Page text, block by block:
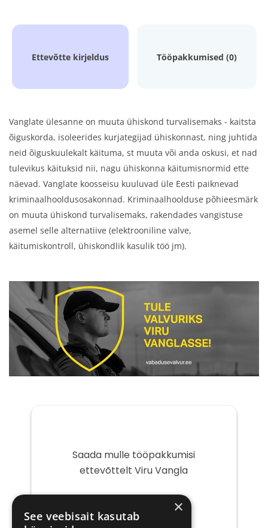
Ettevõtte kirjeldus Tööpakkumised (0)
Vanglate ülesanne on muuta ühiskond turvalisemaks - kaitsta
õiguskorda, isoleerides kurjategijad ühiskonnast, ning juhtida
neid õiguskuulekalt käituma, st muuta või anda oskusi, et nad
tulevikus käituksid nii, nagu ühiskonna käitumisnormid ette
näevad. Vanglate koosseisu kuuluvad üle Eesti paiknevad
kriminaalhooldusosakonnad. Kriminaalhoolduse põhieesmärk
on muuta ühiskond turvalisemaks, rakendades vangistuse
asemel selle alternatiive (elektrooniline valve,
käitumiskontroll, ühiskondlik kasulik töö jm).
Saada mulle tööpakkumisi
ettevõttelt Viru Vangla
post
×
See veebisait kasutab